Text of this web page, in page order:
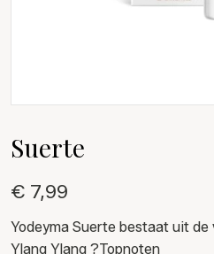
Suerte
€ 7,99
Yodeyma Suerte bestaat uit de
Ylang Ylang ?Topnoten